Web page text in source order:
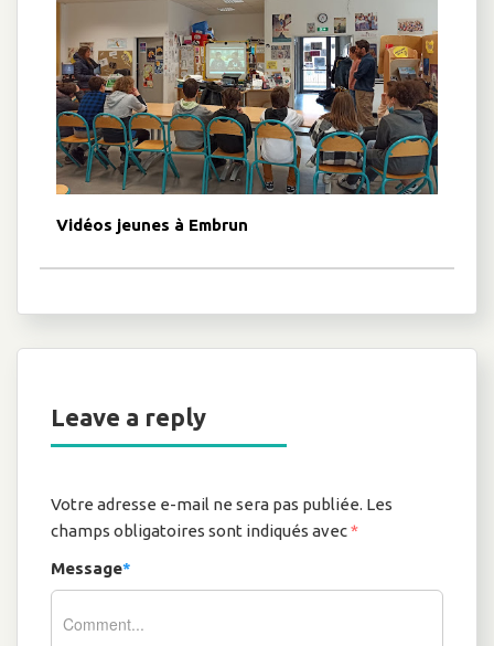
Vidéos jeunes à Embrun
Leave a reply
Votre adresse e-mail ne sera pas publiée. Les
champs obligatoires sont indiqués avec*
Message*